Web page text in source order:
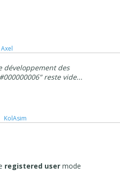
Axel
développement des
reste vide...
‪ KolAsim ‪ ‪
registered user mode